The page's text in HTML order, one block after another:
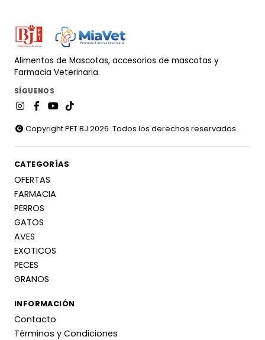
Alimentos de Mascotas, accesorios de mascotas y
Farmacia Veterinaria.
SÍGUENOS
Copyright PET BJ 2026. Todos los derechos reservados.
CATEGORÍAS
OFERTAS
FARMACIA
PERROS
GATOS
AVES
EXOTICOS
PECES
GRANOS
INFORMACIÓN
Contacto
Términos y Condiciones